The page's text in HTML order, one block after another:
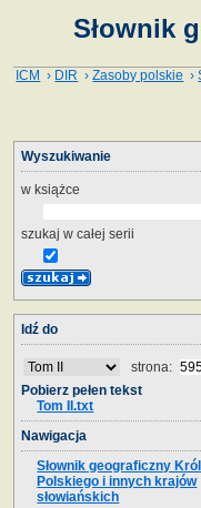
Słownik
ICM › DIR ›Zasoby polskie ›
Wyszukiwanie
w książce
szukaj w całej serii
Idź do
strona:
Pobierz pełen tekst
Tom II.txt
Nawigacja
Słownik geograficzny
Polskiego i innych krajów
słowiańskich